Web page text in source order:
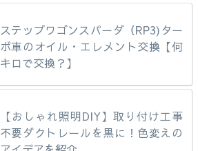
ステップワゴンスパーダ（RP3)ター
ボ車のオイル・エレメント交換【何
キロで交換？】
【おしゃれ照明DIY】取り付け工事
不要ダクトレールを黒に！色変えの